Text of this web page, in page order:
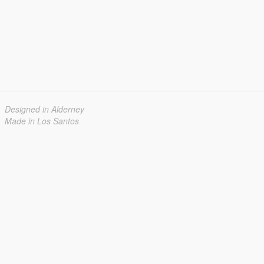
Designed in Alderney
Made in Los Santos